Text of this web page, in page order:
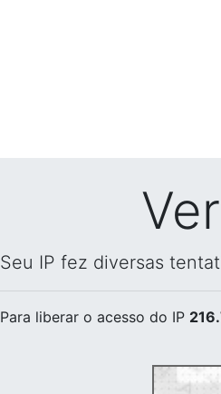
Seu IP fez diversas
Para liberar o acesso do IP